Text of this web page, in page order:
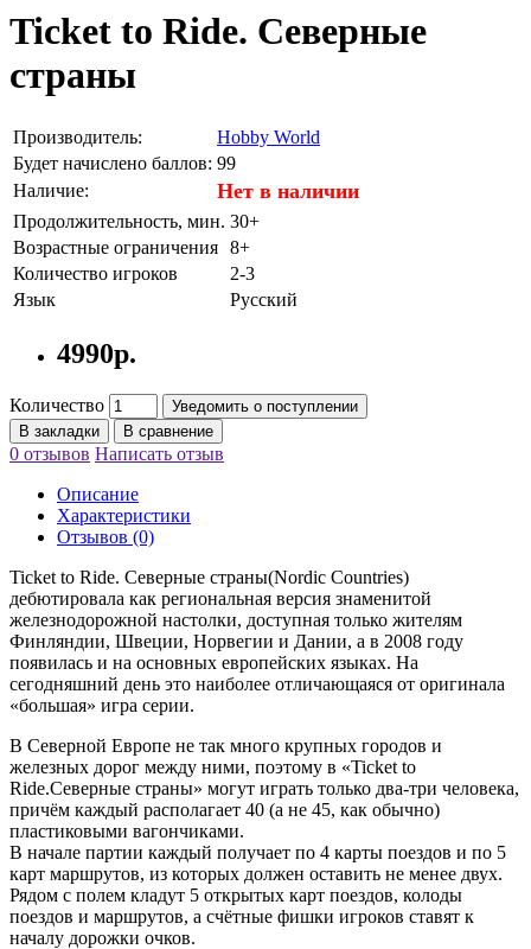
Ticket to Ride. Северные
страны
Производитель:
Hobby World
Будет начислено баллов: 99
Наличие:
Нет в наличии
Продолжительность, мин. 30+
Возрастные ограничения 8+
Количество игроков
2-3
Язык
Русский
4990р.
Количество
Уведомить о поступлении
В закладки
В сравнение
0 отзывов Написать отзыв
Описание
Характеристики
Отзывов (0)
Ticket to Ride. Северные страны(Nordic Countries)
дебютировала как региональная версия знаменитой
железнодорожной настолки, доступная только жителям
Финляндии, Швеции, Норвегии и Дании, а в 2008 году
появилась и на основных европейских языках. На
сегодняшний день это наиболее отличающаяся от оригинала
«большая» игра серии.
В Северной Европе не так много крупных городов и
железных дорог между ними, поэтому в «Ticket to
Ride.Северные страны» могут играть только два-три человека,
причём каждый располагает 40 (а не 45, как обычно)
пластиковыми вагончиками.
В начале партии каждый получает по 4 карты поездов и по 5
карт маршрутов, из которых должен оставить не менее двух.
Рядом с полем кладут 5 открытых карт поездов, колоды
поездов и маршрутов, а счётные фишки игроков ставят к
началу дорожки очков.